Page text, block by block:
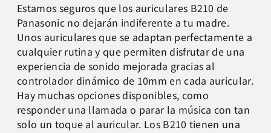
Estamos seguros que los auriculares B210 de
Panasonic no dejarán indiferente a tu madre.
Unos auriculares que se adaptan perfectamente a
cualquier rutina y que permiten disfrutar de una
experiencia de sonido mejorada gracias al
controlador dinámico de 10mm en cada auricular.
Hay muchas opciones disponibles, como
responder una llamada o parar la música con tan
solo un toque al auricular. Los B210 tienen una